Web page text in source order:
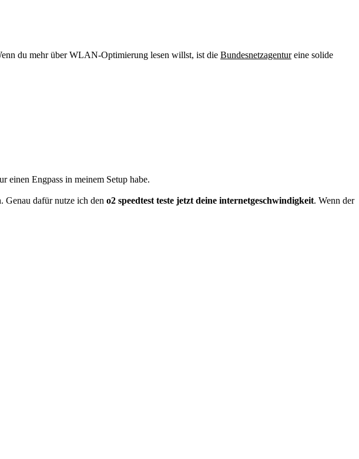
du mehr über WLAN-Optimierung lesen willst, ist die Bundesnetzagentureine solide
Engpass in meinem Setup habe.
Genau dafür nutze ich den o2 speedtest teste jetzt deine internetgeschwindigkeit. Wenn der